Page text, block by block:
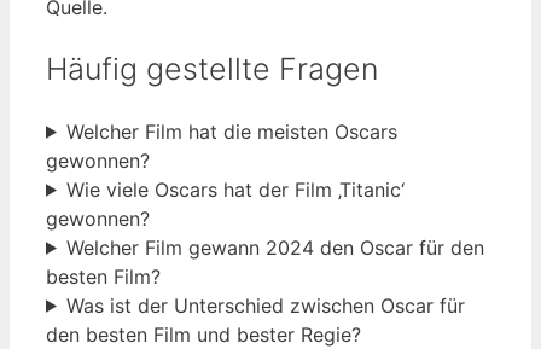
Quelle.
Häufig gestellte Fragen
Welcher Film hat die meisten Oscars
gewonnen?
Wie viele Oscars hat der Film ‚Titanic‘
gewonnen?
Welcher Film gewann 2024 den Oscar für den
besten Film?
Was ist der Unterschied zwischen Oscar für
den besten Film und bester Regie?